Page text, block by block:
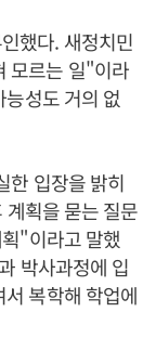
했다. 새정치민
모르는 일"이라
성도 거의 없
한 입장을 밝히
획을 묻는 질문
"이라고 말했
박사과정에 입
복학해 학업에